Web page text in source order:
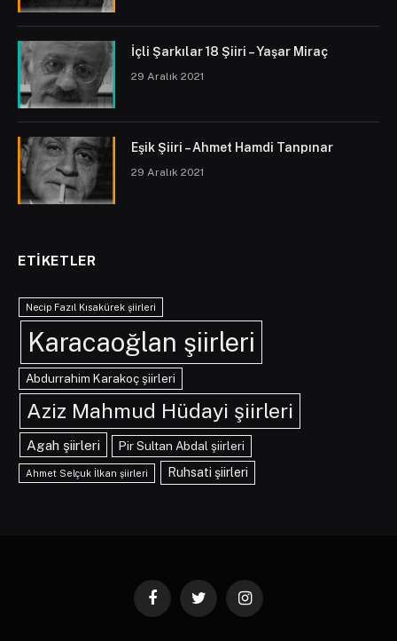
İçli Şarkılar 18 Şiiri – Yaşar Miraç
29 Aralık 2021
Eşik Şiiri – Ahmet Hamdi Tanpınar
29 Aralık 2021
ETIKETLER
Necip Fazıl Kısakürek şiirleri
Karacaoğlan şiirleri
Abdurrahim Karakoç şiirleri
Aziz Mahmud Hüdayi şiirleri
Agah şiirleri Pir Sultan Abdal şiirleri
Ahmet Selçuk İlkan şiirleri Ruhsati şiirleri
FacebookTwitter Instagram